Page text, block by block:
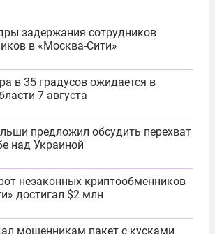
задержания сотрудников
в «Москва-Сити»
в 35 градусов ожидается в
7 августа
предложил обсудить перехват
над Украиной
незаконных криптообменников
достигал $2 млн
мошенникам пакет с кусками